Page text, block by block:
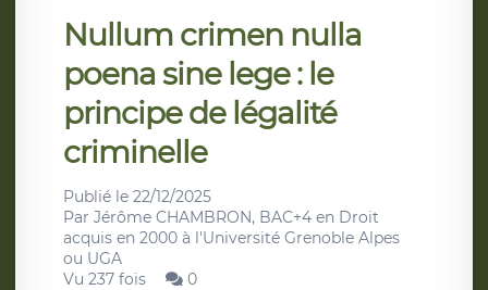
Nullum crimen nulla
poena sine lege : le
principe de légalité
criminelle
Publié le 22/12/2025
Par Jérôme CHAMBRON, BAC+4 en Droit
acquis en 2000 à l'Université Grenoble Alpes
ou UGA
Vu 237 fois
0